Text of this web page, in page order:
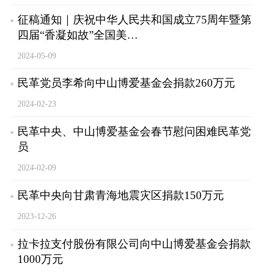
征稿通知｜庆祝中华人民共和国成立75周年暨第
四届“香凝如故”全国美…
2024-05-09
民革党员李希向中山博爱基金会捐款260万元
2024-02-23
民革中央、中山博爱基金会春节慰问困难民革党
员
2024-02-09
民革中央向甘肃青海地震灾区捐款150万元
2023-12-26
拉卡拉支付股份有限公司向中山博爱基金会捐款
1000万元